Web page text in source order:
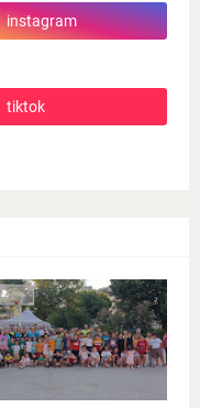
instagram
tiktok